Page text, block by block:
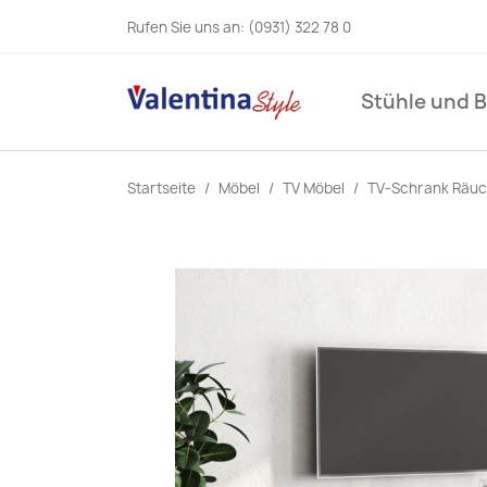
Rufen Sie uns an: (0931) 322 78 0
Stühle und
Startseite Möbel TV Möbel TV-Schrank